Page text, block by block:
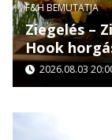
F&H BEMUTATJA
Ziegelés –
Hook
2026.08.03